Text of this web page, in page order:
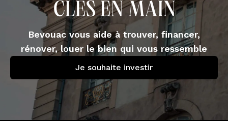
clés en main
Bevouac vous aide à trouver, financer,
rénover, louer le bien qui vous ressemble
Je souhaite investir